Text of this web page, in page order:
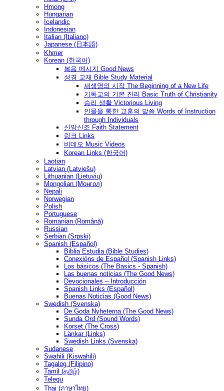
Hmong
Hungarian
Icelandic
Indonesian
Italian (Italiano)
Japanese (日本語)
Khmer
Korean (한국어)
복음 메시지 Good News
성경 교재 Bible Study Material
새생명의 시작 The Beginning of a New Life
기독교의 기본 진리 Basic Truth of Christianity
승리 생활 Victorious Living
인물을 통한 교훈의 말씀 Words of Instruction
through Individuals
신앙신조 Faith Statement
링크 Links
비데오 Music Videos
Korean Links (한국어)
Laotian
Latvian (Latviešu)
Lithuanian (Lietuvių)
Mongolian (Монгол)
Nepali
Norwegian
Polish
Portuguese
Romanian (Română)
Russian
Serbian (Srpski)
Spanish (Español)
Biblia Estudia (Bible Studies)
Conexións de Español (Spanish Links)
Los básicos (The Basics - Spanish)
Las buenas noticias (The Good News)
Devocionales – Introducción
Spanish Links (Español)
Buenas Noticias (Good News)
Swedish (Svenska)
De Goda Nyheterna (The Good News)
Sunda Ord (Sound Words)
Korset (The Cross)
Länkar (Links)
Swedish Links (Svenska)
Sudanese
Swahili (Kiswahili)
Tagalog (Filipino)
Tamil (தமிழ்)
Telegu
Thai (ภาษาไทย)